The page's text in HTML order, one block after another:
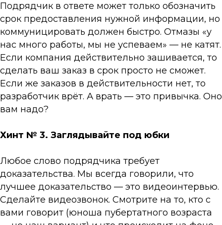
Подрядчик в ответе может только обозначить
срок предоставления нужной информации, но
коммуницировать должен быстро. Отмазы «у
нас много работы, мы не успеваем» — не катят.
Если компания действительно зашивается, то
сделать ваш заказ в срок просто не сможет.
Если же заказов в действительности нет, то
разработчик врёт. А врать — это привычка. Оно
вам надо?
Хинт № 3. Заглядывайте под юбки
Любое слово подрядчика требует
доказательства. Мы всегда говорили, что
лучшее доказательство — это видеоинтервью.
Сделайте видеозвонок. Смотрите на то, кто с
вами говорит (юноша пубертатного возраста